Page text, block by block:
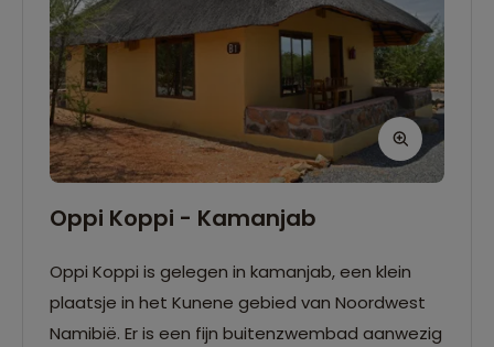
Oppi Koppi - Kamanjab
Oppi Koppi is gelegen in kamanjab, een klein
plaatsje in het Kunene gebied van Noordwest
Namibië. Er is een fijn buitenzwembad aanwezig